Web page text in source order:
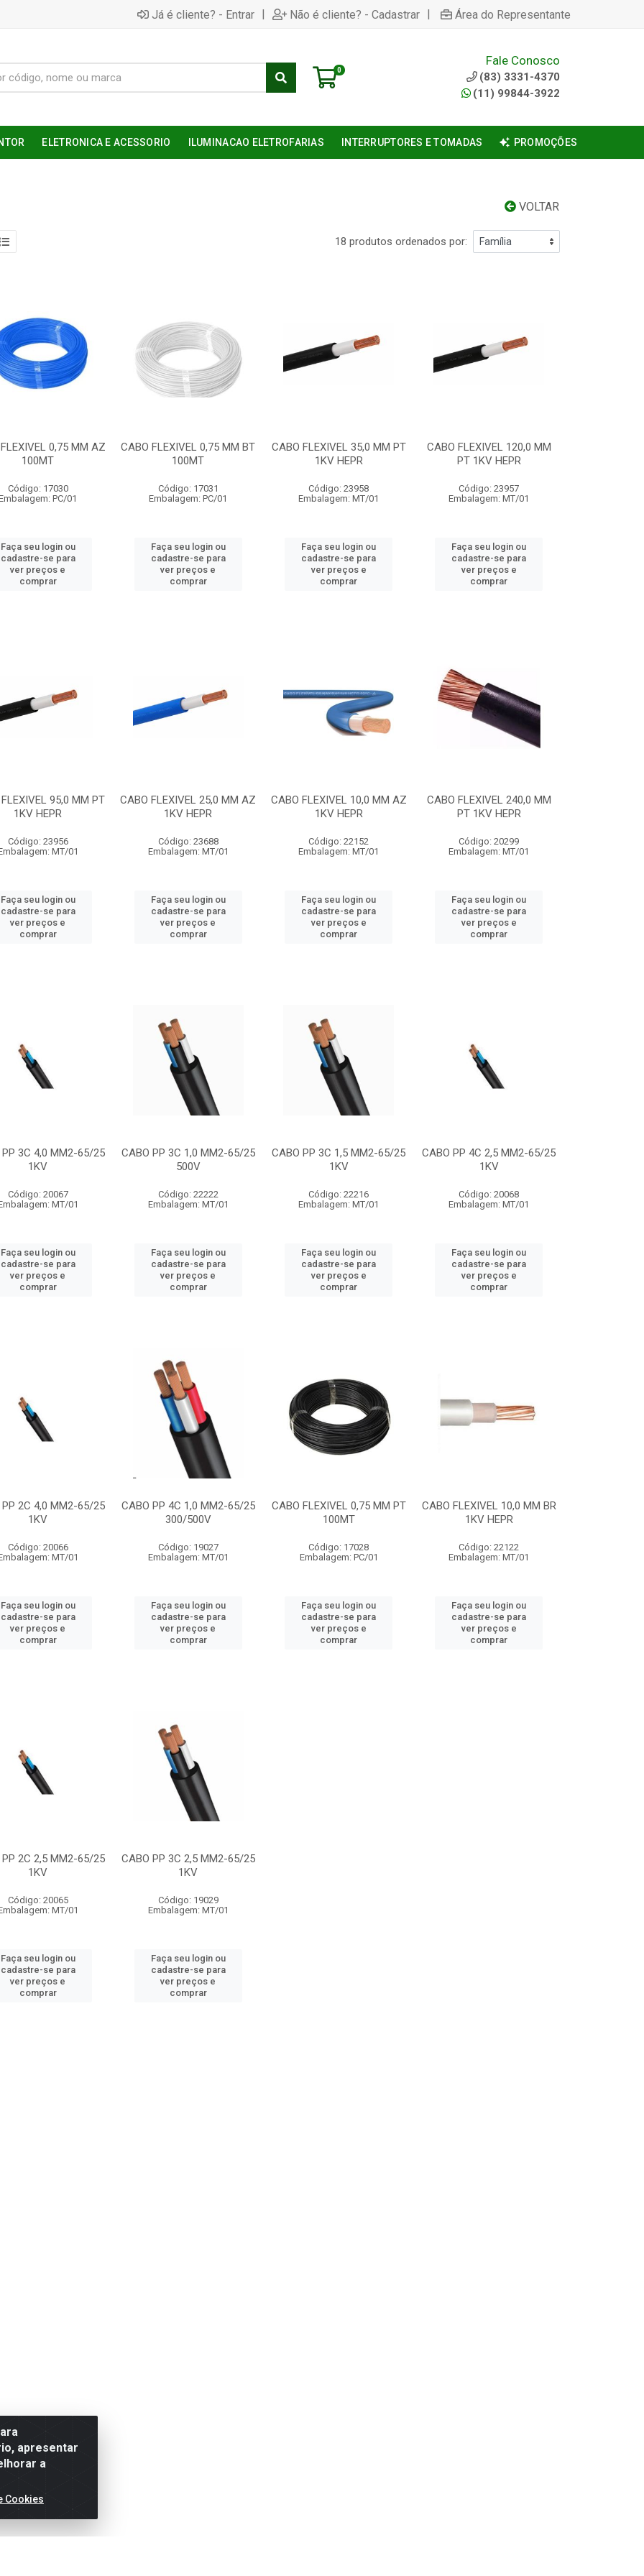
Já é cliente? - Entrar | Não é cliente? - Cadastrar | Área do Representante
0
Fale Conosco
(83) 3331-4370
(11) 99844-3922
ELETRONICA E ACESSORIO ILUMINACAO ELETROFARIAS INTERRUPTORES E TOMADAS PROMOÇÕES
VOLTAR
18 produtos ordenados por:
0,75 MM AZ
100MT
Código: 17030
PC/01
Faça seu login ou
cadastre-se para
ver preços e
comprar
CABO FLEXIVEL 0,75 MM BT
100MT
Código: 17031
Embalagem: PC/01
Faça seu login ou
cadastre-se para
ver preços e
comprar
CABO FLEXIVEL 35,0 MM PT
1KV HEPR
Código: 23958
Embalagem: MT/01
Faça seu login ou
cadastre-se para
ver preços e
comprar
CABO FLEXIVEL 120,0 MM
PT 1KV HEPR
Código: 23957
Embalagem: MT/01
Faça seu login ou
cadastre-se para
ver preços e
comprar
95,0 MM PT
1KV HEPR
Código: 23956
MT/01
Faça seu login ou
cadastre-se para
ver preços e
comprar
CABO FLEXIVEL 25,0 MM AZ
1KV HEPR
Código: 23688
Embalagem: MT/01
Faça seu login ou
cadastre-se para
ver preços e
comprar
CABO FLEXIVEL 10,0 MM AZ
1KV HEPR
Código: 22152
Embalagem: MT/01
Faça seu login ou
cadastre-se para
ver preços e
comprar
CABO FLEXIVEL 240,0 MM
PT 1KV HEPR
Código: 20299
Embalagem: MT/01
Faça seu login ou
cadastre-se para
ver preços e
comprar
PP 3C 4,0 MM2-65/25
1KV
Código: 20067
MT/01
Faça seu login ou
cadastre-se para
ver preços e
comprar
CABO PP 3C 1,0 MM2-65/25
500V
Código: 22222
Embalagem: MT/01
Faça seu login ou
cadastre-se para
ver preços e
comprar
CABO PP 3C 1,5 MM2-65/25
1KV
Código: 22216
Embalagem: MT/01
Faça seu login ou
cadastre-se para
ver preços e
comprar
CABO PP 4C 2,5 MM2-65/25
1KV
Código: 20068
Embalagem: MT/01
Faça seu login ou
cadastre-se para
ver preços e
comprar
PP 2C 4,0 MM2-65/25
1KV
Código: 20066
MT/01
Faça seu login ou
cadastre-se para
ver preços e
comprar
CABO PP 4C 1,0 MM2-65/25
300/500V
Código: 19027
Embalagem: MT/01
Faça seu login ou
cadastre-se para
ver preços e
comprar
CABO FLEXIVEL 0,75 MM PT
100MT
Código: 17028
Embalagem: PC/01
Faça seu login ou
cadastre-se para
ver preços e
comprar
CABO FLEXIVEL 10,0 MM BR
1KV HEPR
Código: 22122
Embalagem: MT/01
Faça seu login ou
cadastre-se para
ver preços e
comprar
PP 2C 2,5 MM2-65/25
1KV
Código: 20065
MT/01
Faça seu login ou
cadastre-se para
ver preços e
comprar
CABO PP 3C 2,5 MM2-65/25
1KV
Código: 19029
Embalagem: MT/01
Faça seu login ou
cadastre-se para
ver preços e
comprar
apresentar
a
Cookies